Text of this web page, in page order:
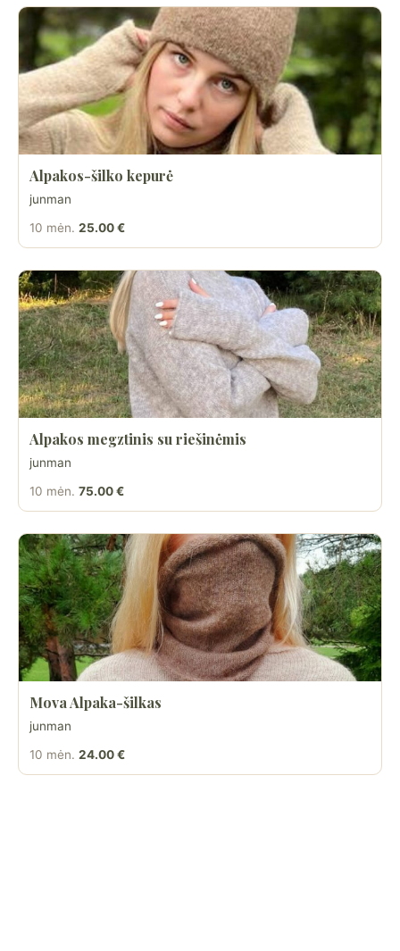
Alpakos-šilko kepurė
junman
10 mėn. 25.00 €
Alpakos megztinis su riešinėmis
junman
10 mėn. 75.00 €
Mova Alpaka-šilkas
junman
10 mėn. 24.00 €